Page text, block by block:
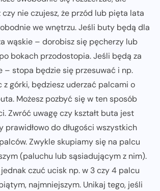
czy nie czujesz, że przód lub pięta lata
we wnętrzu. Jeśli buty będą dla
wąskie – dorobisz się pęcherzy lub
bokach przodostopia. Jeśli będą za
– stopa będzie się przesuwać i np.
z górki, będziesz uderzać palcami o
Możesz pozbyć się w ten sposób
Zwróć uwagę czy kształt buta jest
prawidłowo do długości wszystkich
Zwykle skupiamy się na palcu
(paluchu lub sąsiadującym z nim).
jednak czuć ucisk np. w 3 czy 4 palcu
najmniejszym. Unikaj tego, jeśli